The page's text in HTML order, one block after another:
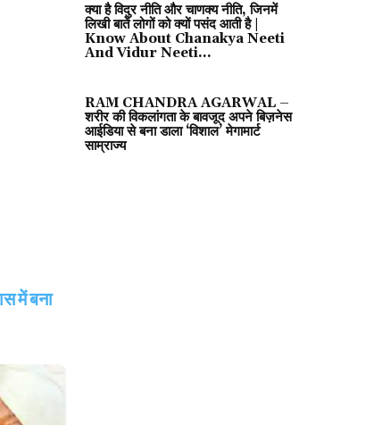
में बना
क्या है विदुर नीति और चाणक्य नीति, जिनमें
लिखी बातें लोगों को क्यों पसंद आती है |
Know About Chanakya Neeti
And Vidur Neeti...
RAM CHANDRA AGARWAL –
शरीर की विकलांगता के बावजूद अपने बिज़नेस
आईडिया से बना डाला ‘विशाल’ मेगामार्ट
साम्राज्य